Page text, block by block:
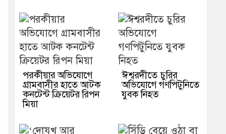
পরকীয়ার অভিযোগে
গ্রামবাসীর হাতে আটক
কনটেন্ট ক্রিয়েটর রিপন
মিয়া
ঈশ্বরদীতে চুরির
অভিযোগে গণপিটুনিতে
যুবক নিহত